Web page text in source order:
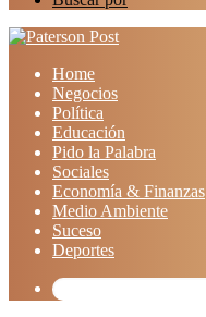
Home
Negocios
Política
Educación
Pido la Palabra
Sociales
Economía & Finanzas
Medio Ambiente
Suceso
Deportes